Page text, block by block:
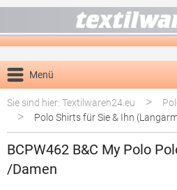
Menü
Sie sind hier: Textilwaren24.eu
>
> Polo Shirts für Sie & Ihn
BCPW462 B&C My Polo
/Damen